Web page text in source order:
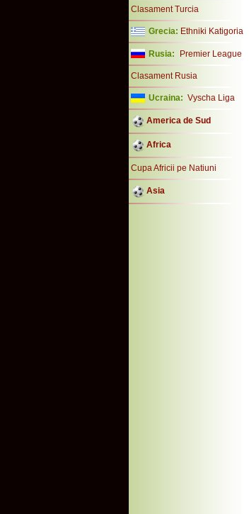
Clasament Turcia
Grecia: Ethniki Katigoria
Rusia: Premier League
Clasament Rusia
Ucraina: Vyscha Liga
America de Sud
Africa
Cupa Africii pe Natiuni
Asia